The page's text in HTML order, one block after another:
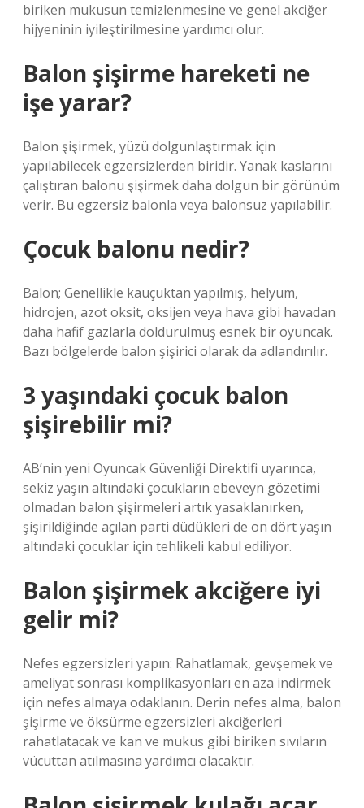
biriken mukusun temizlenmesine ve genel akciğer
hijyeninin iyileştirilmesine yardımcı olur.
Balon şişirme hareketi ne
işe yarar?
Balon şişirmek, yüzü dolgunlaştırmak için
yapılabilecek egzersizlerden biridir. Yanak kaslarını
çalıştıran balonu şişirmek daha dolgun bir görünüm
verir. Bu egzersiz balonla veya balonsuz yapılabilir.
Çocuk balonu nedir?
Balon; Genellikle kauçuktan yapılmış, helyum,
hidrojen, azot oksit, oksijen veya hava gibi havadan
daha hafif gazlarla doldurulmuş esnek bir oyuncak.
Bazı bölgelerde balon şişirici olarak da adlandırılır.
3 yaşındaki çocuk balon
şişirebilir mi?
AB’nin yeni Oyuncak Güvenliği Direktifi uyarınca,
sekiz yaşın altındaki çocukların ebeveyn gözetimi
olmadan balon şişirmeleri artık yasaklanırken,
şişirildiğinde açılan parti düdükleri de on dört yaşın
altındaki çocuklar için tehlikeli kabul ediliyor.
Balon şişirmek akciğere iyi
gelir mi?
Nefes egzersizleri yapın: Rahatlamak, gevşemek ve
ameliyat sonrası komplikasyonları en aza indirmek
için nefes almaya odaklanın. Derin nefes alma, balon
şişirme ve öksürme egzersizleri akciğerleri
rahatlatacak ve kan ve mukus gibi biriken sıvıların
vücuttan atılmasına yardımcı olacaktır.